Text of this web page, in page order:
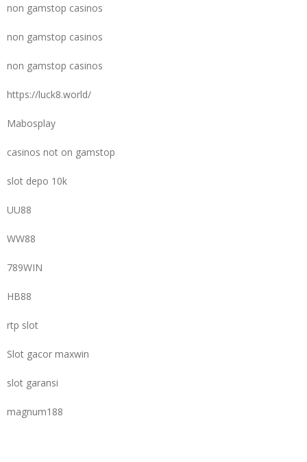
non gamstop casinos
non gamstop casinos
non gamstop casinos
https://luck8.world/
Mabosplay
casinos not on gamstop
slot depo 10k
UU88
WW88
789WIN
HB88
rtp slot
Slot gacor maxwin
slot garansi
magnum188